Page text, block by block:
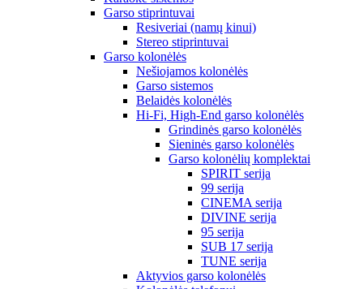
Garso stiprintuvai
Resiveriai (namų kinui)
Stereo stiprintuvai
Garso kolonėlės
Nešiojamos kolonėlės
Garso sistemos
Belaidės kolonėlės
Hi-Fi, High-End garso kolonėlės
Grindinės garso kolonėlės
Sieninės garso kolonėlės
Garso kolonėlių komplektai
SPIRIT serija
99 serija
CINEMA serija
DIVINE serija
95 serija
SUB 17 serija
TUNE serija
Aktyvios garso kolonėlės